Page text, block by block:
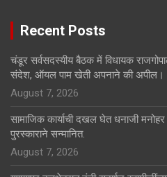
Recent Posts
चंडूर सर्वसदस्यीय बैठक में विधायक
संदेश, ऑयल पाम खेती अपनाने की अपील।
August 7, 2026
सामाजिक कार्याची दखल घेत धनाजी मनोहर
पुरस्काराने सन्मानित.
August 7, 2026